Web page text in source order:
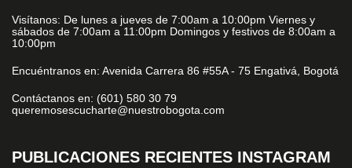
Visítanos: De lunes a jueves de 7:00am a 10:00pm Viernes y
sábados de 7:00am a 11:00pm Domingos y festivos de 8:00am a
10:00pm
Encuéntranos en: Avenida Carrera 86 #55A - 75 Engativá, Bogotá
Contáctanos en: (601) 580 30 79
queremosescucharte@nuestrobogota.com
PUBLICACIONES RECIENTES INSTAGRAM